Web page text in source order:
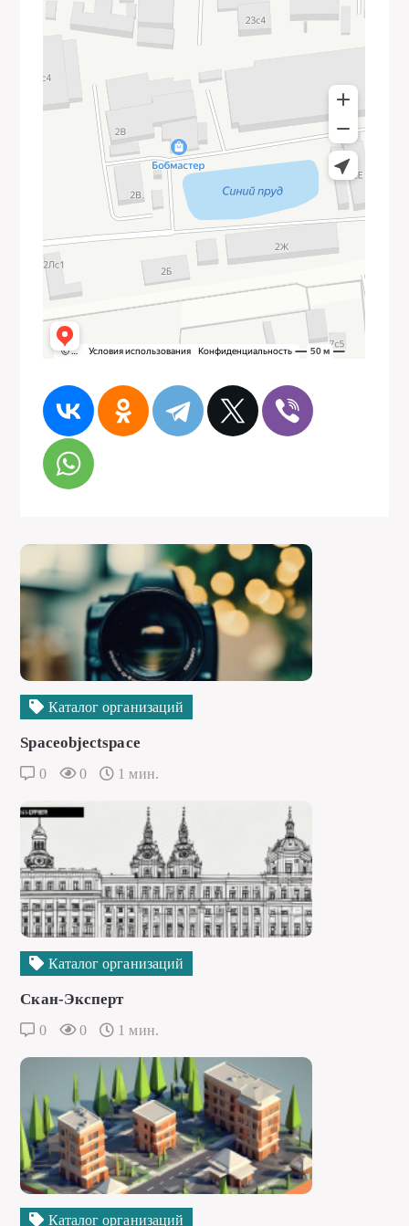
Каталог организаций
Spaceobjectspace
0 0 1 мин.
Каталог организаций
Скан-Эксперт
0 0 1 мин.
Каталог организаций